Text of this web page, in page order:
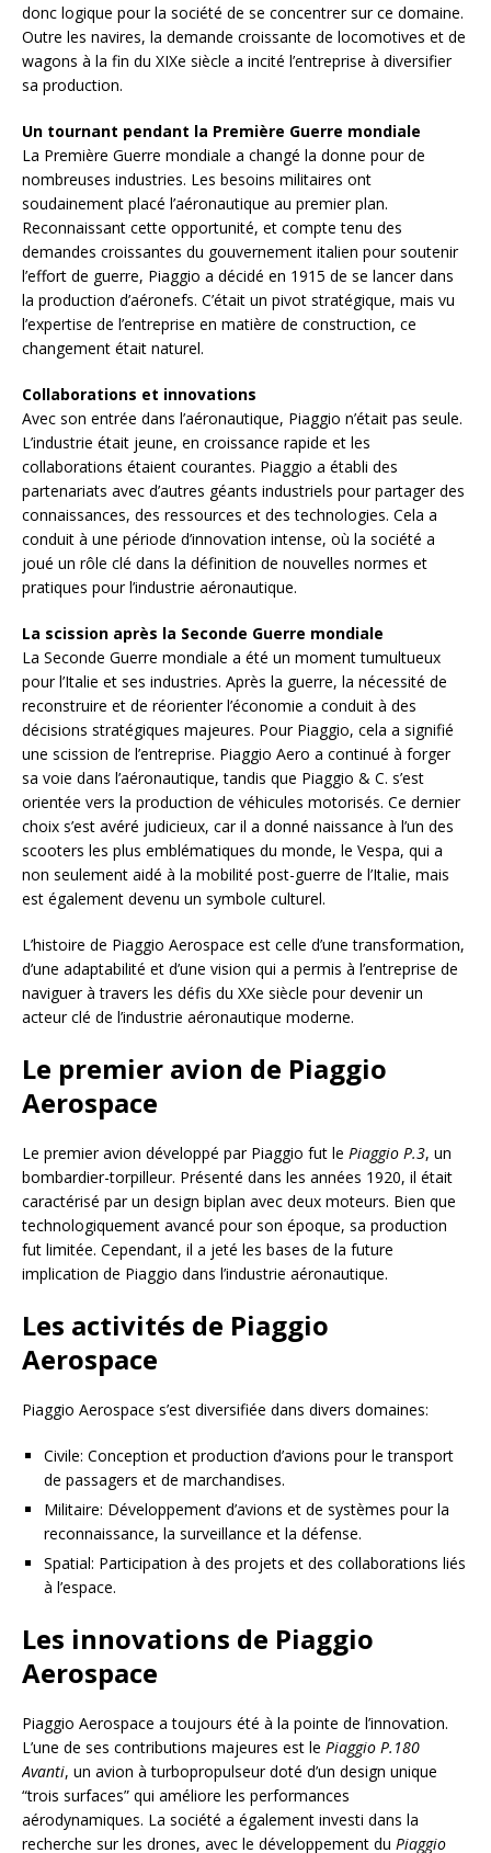
donc logique pour la société de se concentrer sur ce domaine.
Outre les navires, la demande croissante de locomotives et de
wagons à la fin du XIXe siècle a incité l’entreprise à diversifier
sa production.
Un tournant pendant la Première Guerre mondiale
La Première Guerre mondiale a changé la donne pour de
nombreuses industries. Les besoins militaires ont
soudainement placé l’aéronautique au premier plan.
Reconnaissant cette opportunité, et compte tenu des
demandes croissantes du gouvernement italien pour soutenir
l’effort de guerre, Piaggio a décidé en 1915 de se lancer dans
la production d’aéronefs. C’était un pivot stratégique, mais vu
l’expertise de l’entreprise en matière de construction, ce
changement était naturel.
Collaborations et innovations
Avec son entrée dans l’aéronautique, Piaggio n’était pas seule.
L’industrie était jeune, en croissance rapide et les
collaborations étaient courantes. Piaggio a établi des
partenariats avec d’autres géants industriels pour partager des
connaissances, des ressources et des technologies. Cela a
conduit à une période d’innovation intense, où la société a
joué un rôle clé dans la définition de nouvelles normes et
pratiques pour l’industrie aéronautique.
La scission après la Seconde Guerre mondiale
La Seconde Guerre mondiale a été un moment tumultueux
pour l’Italie et ses industries. Après la guerre, la nécessité de
reconstruire et de réorienter l’économie a conduit à des
décisions stratégiques majeures. Pour Piaggio, cela a signifié
une scission de l’entreprise. Piaggio Aero a continué à forger
sa voie dans l’aéronautique, tandis que Piaggio & C. s’est
orientée vers la production de véhicules motorisés. Ce dernier
choix s’est avéré judicieux, car il a donné naissance à l’un des
scooters les plus emblématiques du monde, le Vespa, qui a
non seulement aidé à la mobilité post-guerre de l’Italie, mais
est également devenu un symbole culturel.
L’histoire de Piaggio Aerospace est celle d’une transformation,
d’une adaptabilité et d’une vision qui a permis à l’entreprise de
naviguer à travers les défis du XXe siècle pour devenir un
acteur clé de l’industrie aéronautique moderne.
Le premier avion de Piaggio
Aerospace
Le premier avion développé par Piaggio fut le Piaggio P.3, un
bombardier-torpilleur. Présenté dans les années 1920, il était
caractérisé par un design biplan avec deux moteurs. Bien que
technologiquement avancé pour son époque, sa production
fut limitée. Cependant, il a jeté les bases de la future
implication de Piaggio dans l’industrie aéronautique.
Les activités de Piaggio
Aerospace
Piaggio Aerospace s’est diversifiée dans divers domaines:
Civile: Conception et production d’avions pour le transport
de passagers et de marchandises.
Militaire: Développement d’avions et de systèmes pour la
reconnaissance, la surveillance et la défense.
Spatial: Participation à des projets et des collaborations liés
à l’espace.
Les innovations de Piaggio
Aerospace
Piaggio Aerospace a toujours été à la pointe de l’innovation.
L’une de ses contributions majeures est le Piaggio P.180
Avanti, un avion à turbopropulseur doté d’un design unique
“trois surfaces” qui améliore les performances
aérodynamiques. La société a également investi dans la
recherche sur les drones, avec le développement du Piaggio